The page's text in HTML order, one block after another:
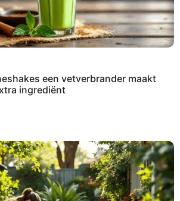
een vetverbrander maakt
ingrediënt